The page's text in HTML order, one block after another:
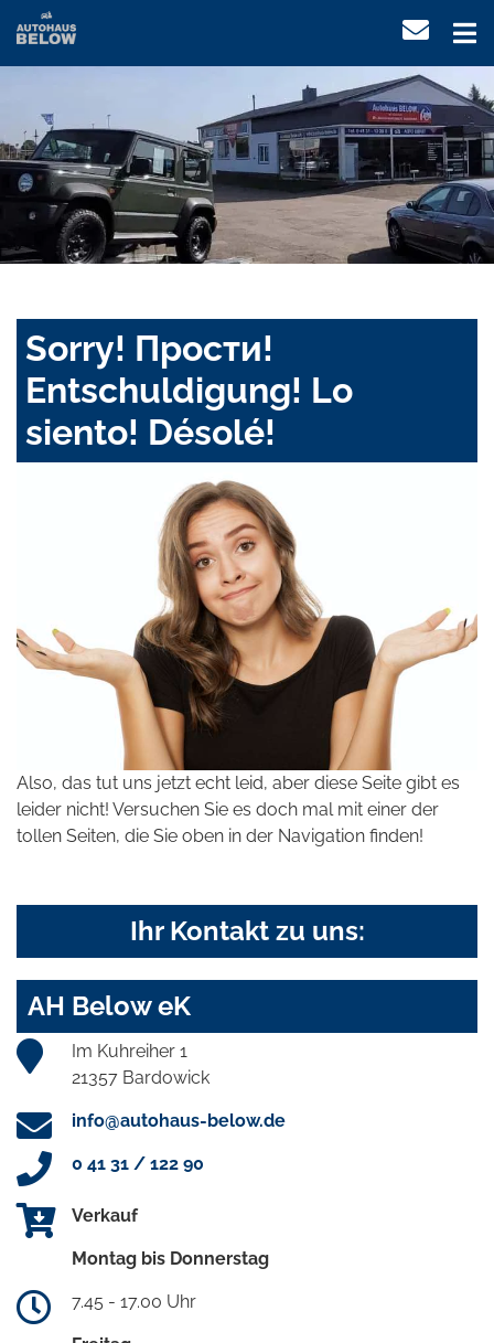
Sorry! Прости!
Entschuldigung! Lo
siento! Désolé!
Also, das tut uns jetzt echt leid, aber diese Seite gibt es
leider nicht! Versuchen Sie es doch mal mit einer der
tollen Seiten, die Sie oben in der Navigation finden!
Ihr Kontakt zu uns:
AH Below eK
Im Kuhreiher 1
21357 Bardowick
info@autohaus-below.de
0 41 31 / 122 90
Verkauf
Montag bis Donnerstag
7.45 - 17.00 Uhr